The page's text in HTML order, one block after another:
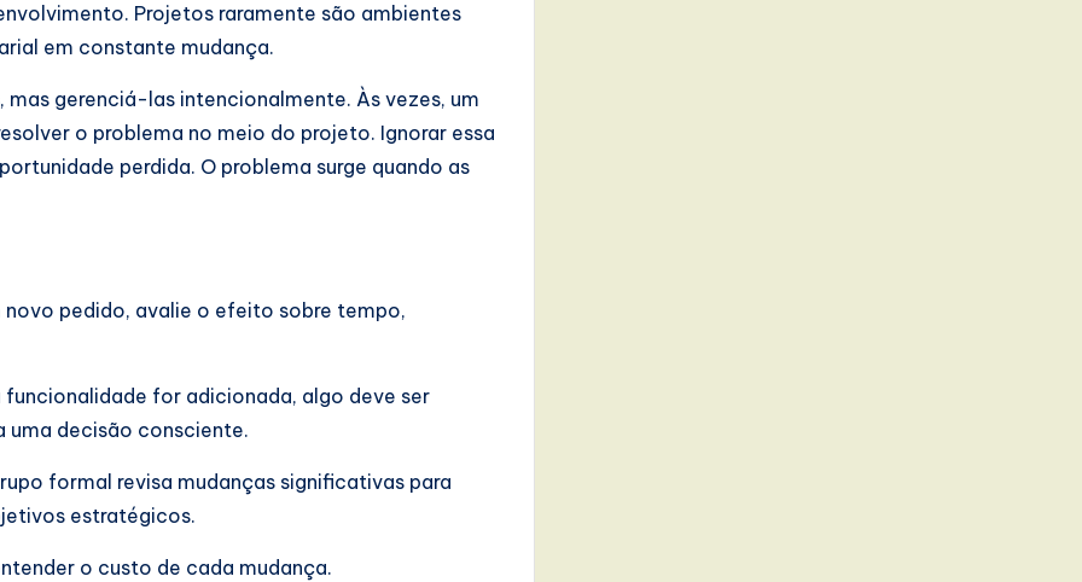
Projetos raramente são ambientes
em constante mudança.
gerenciá-las intencionalmente. Às vezes, um
o problema no meio do projeto. Ignorar essa
perdida. O problema surge quando as
pedido, avalie o efeito sobre tempo,
funcionalidade for adicionada, algo deve ser
uma decisão consciente.
formal revisa mudanças significativas para
estratégicos.
o custo de cada mudança.